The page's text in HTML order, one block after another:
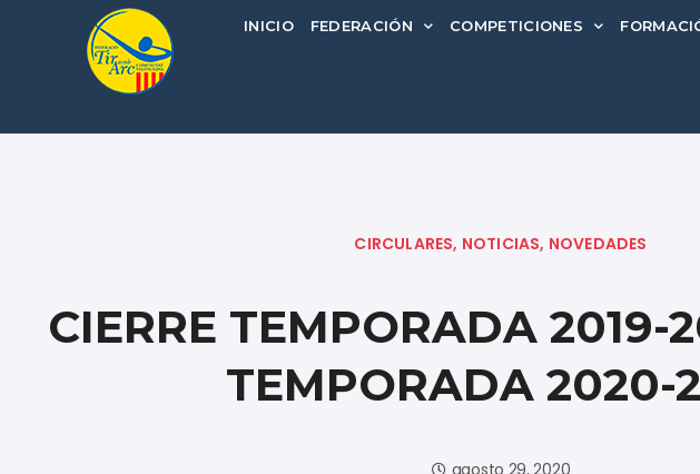
INICIO FEDERACIÓN COMPETICIONES
CIRCULARES, NOTICIAS, NOVEDADES
CIERRE TEMPORADA 2019-
TEMPORADA 2020-
agosto 29, 2020